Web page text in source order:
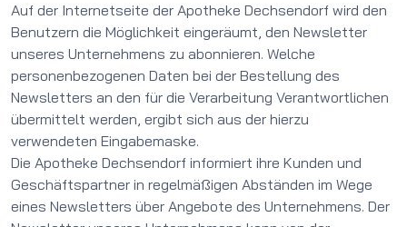
Auf der Internetseite der Apotheke Dechsendorf wird den
Benutzern die Möglichkeit eingeräumt, den Newsletter
unseres Unternehmens zu abonnieren. Welche
personenbezogenen Daten bei der Bestellung des
Newsletters an den für die Verarbeitung Verantwortlichen
übermittelt werden, ergibt sich aus der hierzu
verwendeten Eingabemaske.
Die Apotheke Dechsendorf informiert ihre Kunden und
Geschäftspartner in regelmäßigen Abständen im Wege
eines Newsletters über Angebote des Unternehmens. Der